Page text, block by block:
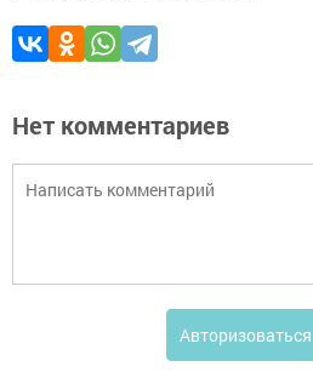
Нет комментариев
Авторизоваться